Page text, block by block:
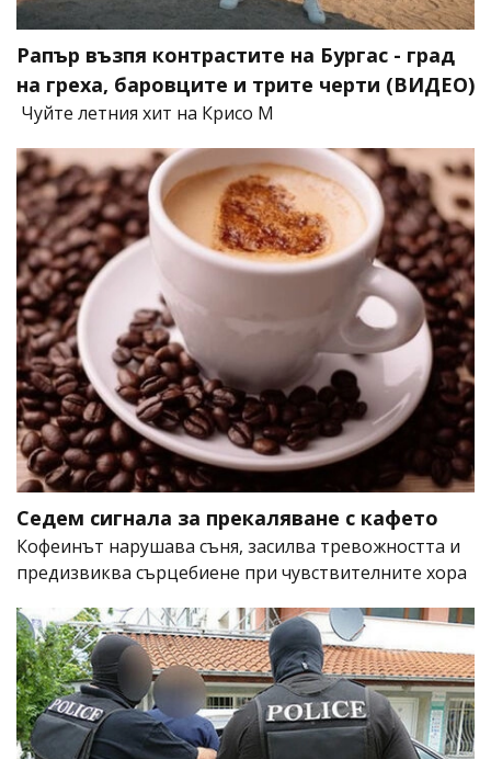
Рапър възпя контрастите на Бургас - град
на греха, баровците и трите черти (ВИДЕО)
Чуйте летния хит на Крисо М
Седем сигнала за прекаляване с кафето
Кофеинът нарушава съня, засилва тревожността и
предизвиква сърцебиене при чувствителните хора